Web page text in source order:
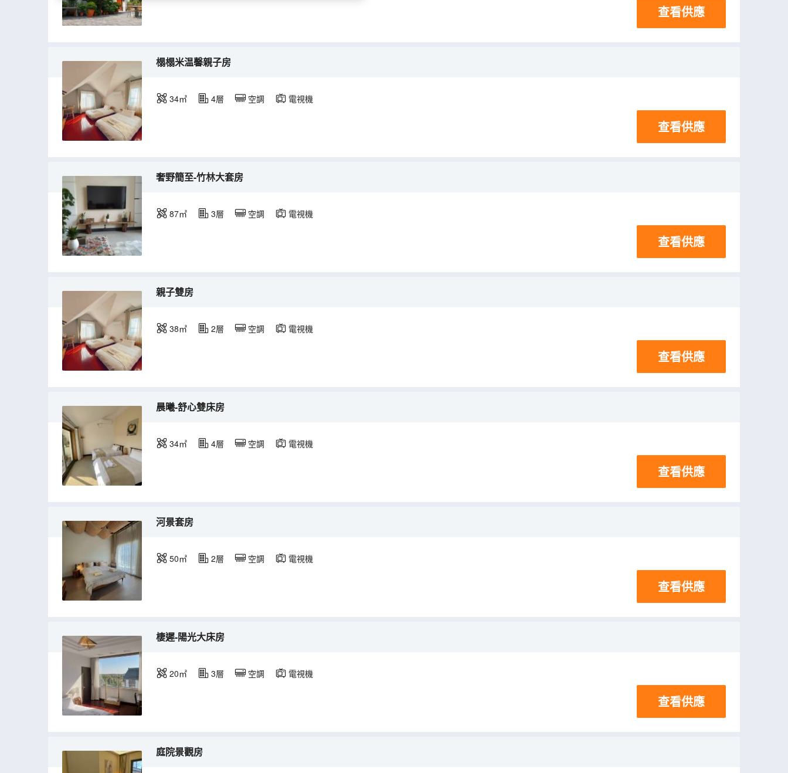
查看供應
榻榻米温馨親子房
34㎡ 4層 空調 電視機
查看供應
奢野簡至-竹林大套房
87㎡ 3層 空調 電視機
查看供應
親子雙房
38㎡ 2層 空調 電視機
查看供應
晨曦-舒心雙床房
34㎡ 4層 空調 電視機
查看供應
河景套房
50㎡ 2層 空調 電視機
查看供應
棲遲-陽光大床房
20㎡ 3層 空調 電視機
查看供應
庭院景觀房